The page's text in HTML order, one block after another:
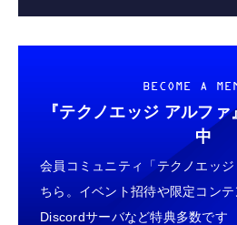
BECOME A
『テクノエッジ アルファ
中
会員コミュニティ「テクノエッ
ちら。イベント招待や限定コン
Discordサーバなど特典多数です